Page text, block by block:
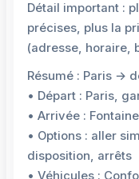
Détail important :
précises, plus la
(adresse, horaire,
Résumé : Paris →
• Départ : Paris,
• Arrivée :
• Options : aller
disposition, arrêts
• Véhicules :